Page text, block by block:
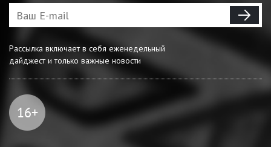
Рассылка включает в себя еженедельный
дайджест и только важные новости